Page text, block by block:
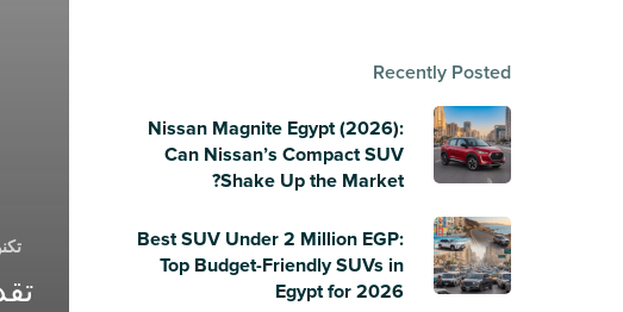
Recently Posted
Nissan Magnite Egypt (2026):
Can Nissan’s Compact SUV
Shake Up the Market?
Best SUV Under 2 Million EGP:
Top Budget-Friendly SUVs in
Egypt for 2026